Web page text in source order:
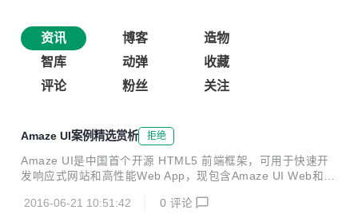
资讯 博客
造物
智库
动弹
收藏
评论
粉丝 关注
Amaze UI案例精选赏析 拒绝
Amaze UI是中国首个开源 HTML5 前端框架，可用于快速开
发响应式网站和高性能Web App，现包含Amaze UI Web和A
务于超过40万开发者。 在众多使用Amaze UI开发者中，涌现
2016-06-21 10:51:42 0 评论